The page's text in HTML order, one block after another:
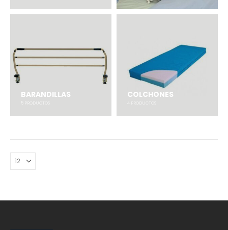
BARANDILLAS
PRODUCTOS
COLCHONES
4 PRODUCTOS